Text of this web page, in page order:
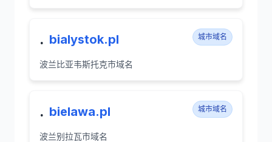
. bialystok.pl 城市域名
波兰比亚韦斯托克市域名
. bielawa.pl 城市域名
波兰别拉瓦市域名